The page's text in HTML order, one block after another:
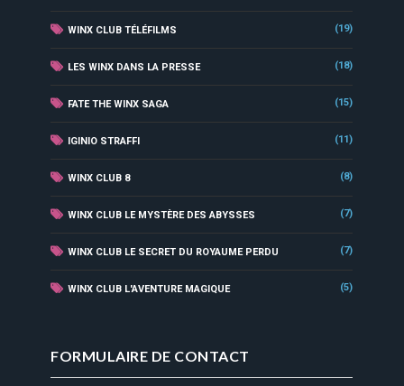
WINX CLUB TÉLÉFILMS (19)
LES WINX DANS LA PRESSE (18)
FATE THE WINX SAGA (15)
IGINIO STRAFFI (11)
WINX CLUB 8 (8)
WINX CLUB LE MYSTÈRE DES ABYSSES (7)
WINX CLUB LE SECRET DU ROYAUME PERDU (7)
WINX CLUB L'AVENTURE MAGIQUE (5)
FORMULAIRE DE CONTACT